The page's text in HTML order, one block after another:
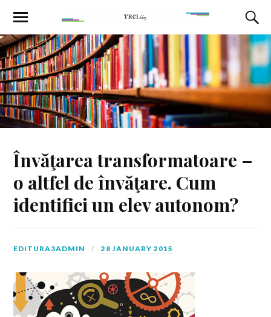
Învăţarea transformatoare –
o altfel de învăţare. Cum
identifici un elev autonom?
EDITURA3ADMIN 28 JANUARY 2015